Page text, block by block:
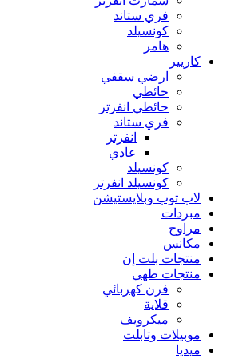
فري ستاند
كونسيلد
هامر
كاريير
ارضي سقفي
حائطي
حائطي انفرتر
فري ستاند
انفرتر
عادي
كونسيلد
كونسيلد انفرتر
لاب توب وبلايستيشن
مبردات
مراوح
مكانس
منتجات بلت إن
منتجات طهي
فرن كهربائي
قلاية
ميكرويف
موبيلات وتابلت
ميديا